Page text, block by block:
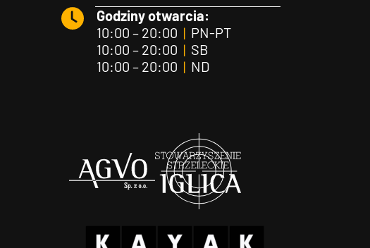
Godziny otwarcia:
10:00 – 20:00 |PN-PT
10:00 – 20:00 |SB
10:00 – 20:00 |ND
Agvo Iglica